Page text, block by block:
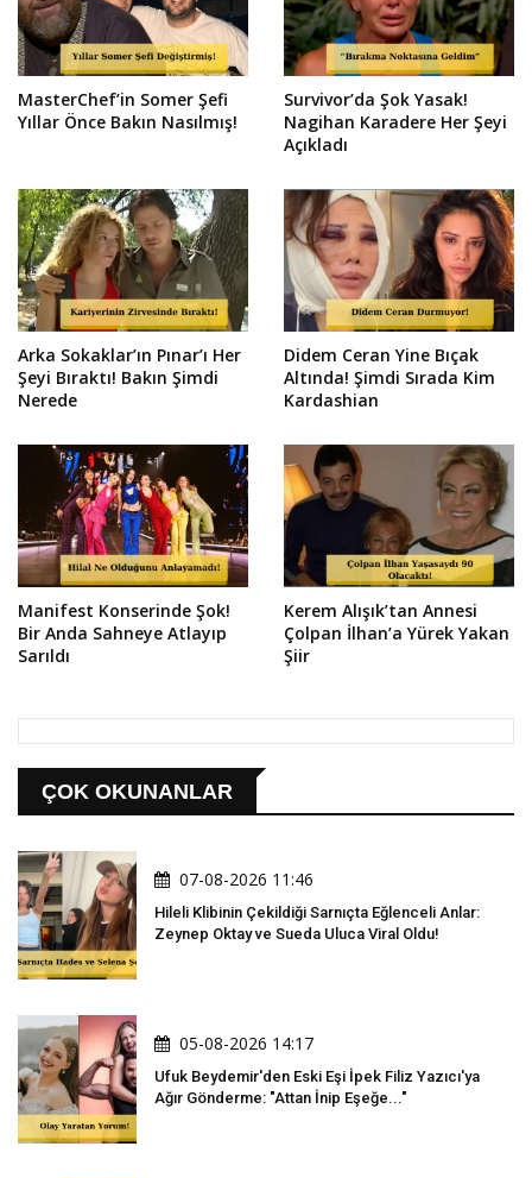
MasterChef’in Somer Şefi
Yıllar Önce Bakın Nasılmış!
Survivor’da Şok Yasak!
Nagihan Karadere Her Şeyi
Açıkladı
Arka Sokaklar’ın Pınar’ı Her
Şeyi Bıraktı! Bakın Şimdi
Nerede
Didem Ceran Yine Bıçak
Altında! Şimdi Sırada Kim
Kardashian
Manifest Konserinde Şok!
Bir Anda Sahneye Atlayıp
Sarıldı
Kerem Alışık’tan Annesi
Çolpan İlhan’a Yürek Yakan
Şiir
ÇOK OKUNANLAR
07-08-2026 11:46
Hileli Klibinin Çekildiği Sarnıçta Eğlenceli Anlar:
Zeynep Oktay ve Sueda Uluca Viral Oldu!
05-08-2026 14:17
Ufuk Beydemir'den Eski Eşi İpek Filiz Yazıcı'ya
Ağır Gönderme: "Attan İnip Eşeğe..."